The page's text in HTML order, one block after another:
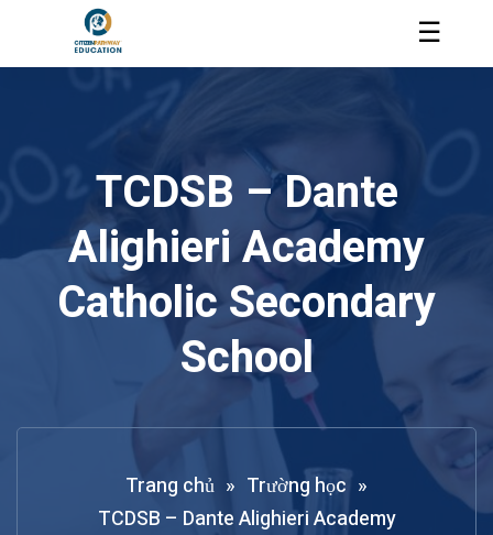
☰
TCDSB – Dante
Alighieri Academy
Catholic Secondary
School
Trang chủ » Trường học »
TCDSB – Dante Alighieri Academy